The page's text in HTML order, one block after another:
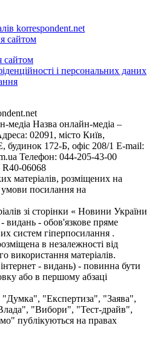
korrespondent.net
сайтом
сайтом
і персональних даних
медіа Назва онлайн-медіа –
02091, місто Київ,
172-Б, офіс 208/1 E-mail:
Телефон: 044-205-43-00
R40-06068
матеріалів, розміщених на
умови посилання на
зі сторінки « Новини України
- видань - обов'язкове пряме
систем гіперпосилання .
в незалежності від
використання матеріалів.
- видань) - повинна бути
або в першому абзаці
"Експертиза", "Заява",
"Вибори", "Тест-драйв",
публікуються на правах